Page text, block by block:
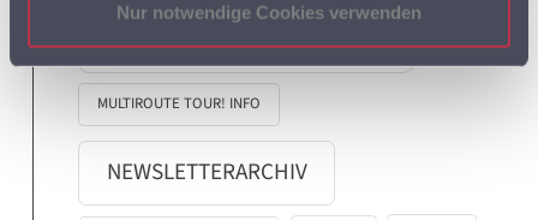
Nur notwendige Cookies verwenden
MULTIROUTE TOUR!
MULTIROUTE TOUR! INFO
NEWSLETTERARCHIV